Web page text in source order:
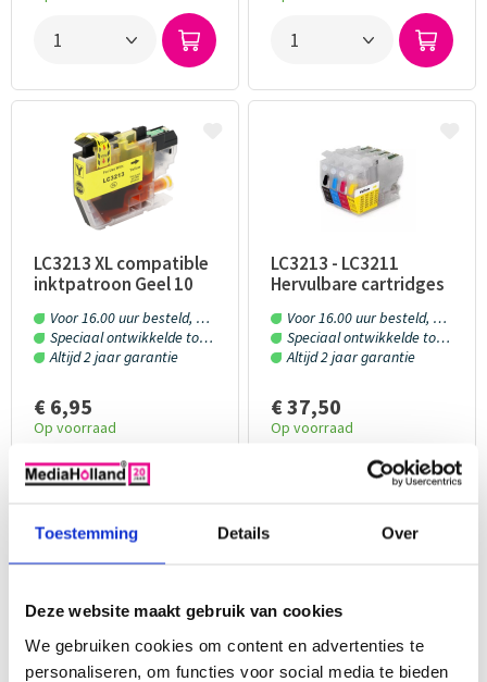
Toestemming Details Over
Deze website maakt gebruik van cookies
We gebruiken cookies om content en advertenties te
personaliseren, om functies voor social media te bieden
bij jullie besteld. Altijd prima gegaan. Fijn bedrijf
LC3213 XL compatible
inktpatroon Geel 10
Voor 16.00 uur besteld, morgen in huis!
Speciaal ontwikkelde toner en inkt
Altijd 2 jaar garantie
€ 6,95
Op voorraad
LC3213 - LC3211
Hervulbare cartridges
Voor 16.00 uur besteld, morgen in huis!
Speciaal ontwikkelde toner en inkt
Altijd 2 jaar garantie
€ 37,50
Op voorraad